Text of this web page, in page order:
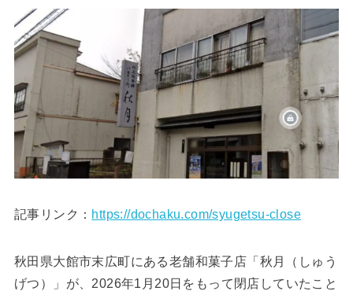
記事リンク： https://dochaku.com/syugetsu-close
秋田県大館市末広町にある老舗和菓子店「秋月（しゅう
げつ）」が、2026年1月20日をもって閉店していたこと